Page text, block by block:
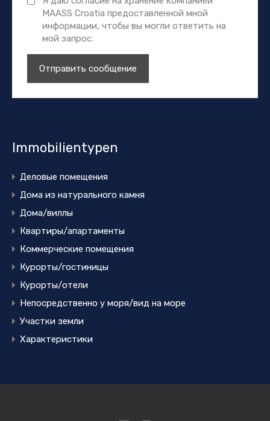
MAASS Croatia предоставленной мной
информации, чтобы вы могли ответить на
мой запрос.
Immobilientypen
Деловые помещения
Дома из натурального камня
Дома/виллы
Квартиры/апартаменты
Коммерческие помещения
Курорты/гостиницы
Курорты/отели
Непосредственно у моря/вид на море
Участки земли
Характеристики